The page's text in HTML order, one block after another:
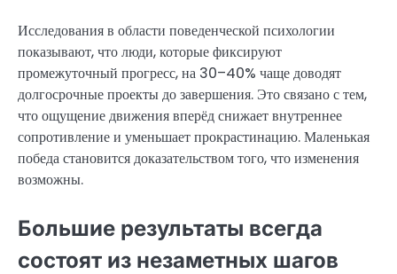
Исследования в области поведенческой психологии
показывают, что люди, которые фиксируют
промежуточный прогресс, на 30–40% чаще доводят
долгосрочные проекты до завершения. Это связано с тем,
что ощущение движения вперёд снижает внутреннее
сопротивление и уменьшает прокрастинацию. Маленькая
победа становится доказательством того, что изменения
возможны.
Большие результаты всегда
состоят из незаметных шагов